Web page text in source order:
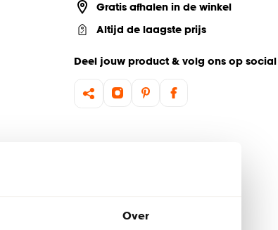
Over
Gratis afhalen in de winkel
Altijd de laagste prijs
Deel jouw product & volg ons op social